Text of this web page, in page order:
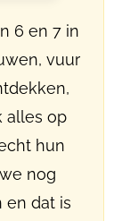
6 en 7 in
vuur
alles op
hun
nog
en dat is